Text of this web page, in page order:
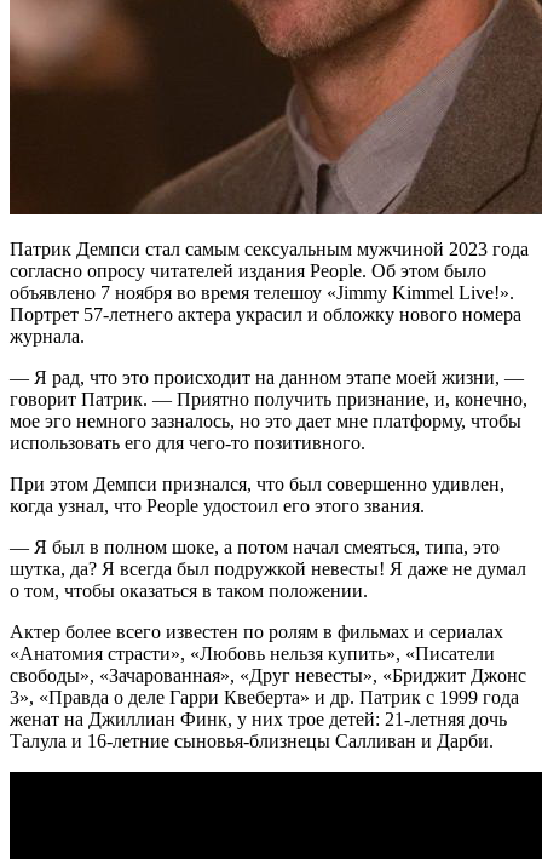
Патрик Демпси стал самым сексуальным мужчиной 2023 года
согласно опросу читателей издания People. Об этом было
объявлено 7 ноября во время телешоу «Jimmy Kimmel Live!».
Портрет 57-летнего актера украсил и обложку нового номера
журнала.
— Я рад, что это происходит на данном этапе моей жизни, —
говорит Патрик. — Приятно получить признание, и, конечно,
мое эго немного зазналось, но это дает мне платформу, чтобы
использовать его для чего-то позитивного.
При этом Демпси признался, что был совершенно удивлен,
когда узнал, что People удостоил его этого звания.
— Я был в полном шоке, а потом начал смеяться, типа, это
шутка, да? Я всегда был подружкой невесты! Я даже не думал
о том, чтобы оказаться в таком положении.
Актер более всего известен по ролям в фильмах и сериалах
«Анатомия страсти», «Любовь нельзя купить», «Писатели
свободы», «Зачарованная», «Друг невесты», «Бриджит Джонс
3», «Правда о деле Гарри Квеберта» и др. Патрик с 1999 года
женат на Джиллиан Финк, у них трое детей: 21-летняя дочь
Талула и 16-летние сыновья-близнецы Салливан и Дарби.